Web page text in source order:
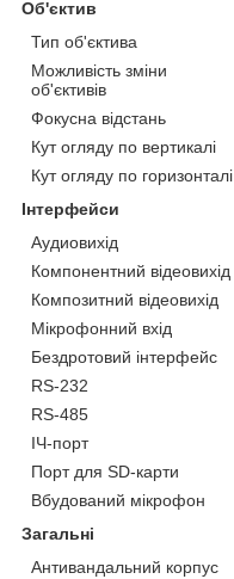
Об'єктив
Тип об'єктива
Можливість зміни
об'єктивів
Фокусна відстань
Кут огляду по вертикалі
Кут огляду по горизонталі
Інтерфейси
Аудиовихід
Компонентний відеовихід
Композитний відеовихід
Мікрофонний вхід
Бездротовий інтерфейс
RS-232
RS-485
ІЧ-порт
Порт для SD-карти
Вбудований мікрофон
Загальні
Антивандальний корпус